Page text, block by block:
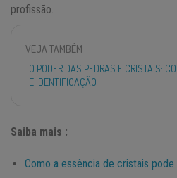
profissão.
VEJA TAMBÉM
O PODER DAS PEDRAS E CRISTAIS:
E IDENTIFICAÇÃO
Saiba mais :
Como a essência de cristais